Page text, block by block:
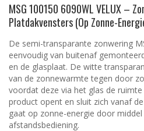
MSG 100150 6090WL VELUX –
Platdakvensters (op Zonne-
De semi-transparante zonwering
eenvoudig van buitenaf
en de glasplaat. De witte
van de zonnewarmte tegen door
voordat deze via het glas de
product opent en sluit zich vanaf
gaat op zonne-energie door
afstandsbediening.